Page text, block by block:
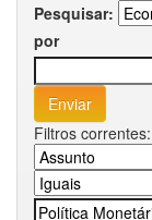
Pesquisar:
por
Filtros correntes: